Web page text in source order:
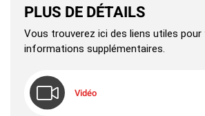
PLUS DE DÉTAILS
Vous trouverez ici des liens utiles
informations supplémentaires.
Vidéo